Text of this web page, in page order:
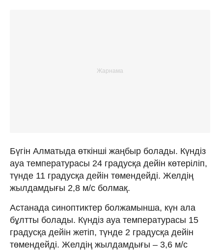
Бүгін Алматыда өткінші жаңбыр болады. Күндіз
ауа температурасы 24 градусқа дейін көтеріліп,
түнде 11 градусқа дейін төмендейді. Желдің
жылдамдығы 2,8 м/с болмақ.
Астанада синоптиктер болжамынша, күн ала
бұлтты болады. Күндіз ауа температурасы 15
градусқа дейін жетіп, түнде 2 градусқа дейін
төмендейді. Желдің жылдамдығы – 3,6 м/с